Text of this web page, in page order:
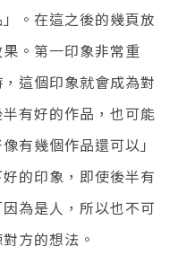
。在這之後的幾頁放
。第一印象非常重
這個印象就會成為對
有好的作品，也可能
有幾個作品還可以」
的印象，即使後半有
為是人，所以也不可
方的想法。